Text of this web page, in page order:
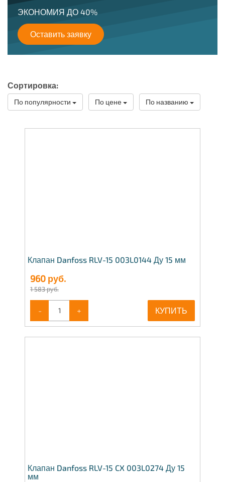
ЭКОНОМИЯ ДО 40%
Оставить заявку
Сортировка:
По популярности По цене По названию
Клапан Danfoss RLV-15 003L0144 Ду 15 мм
960 руб.
1 583 руб.
- + КУПИТЬ
Клапан Danfoss RLV-15 CX 003L0274 Ду 15
мм